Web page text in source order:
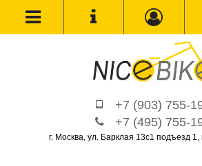
+7 (903) 755-
+7 (495) 755-
г. Москва, ул. Барклая 13с1 подъезд